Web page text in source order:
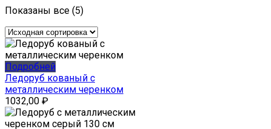
Показаны все (5)
Подробней
Ледоруб кованый с
металлическим черенком
1032,00 ₽